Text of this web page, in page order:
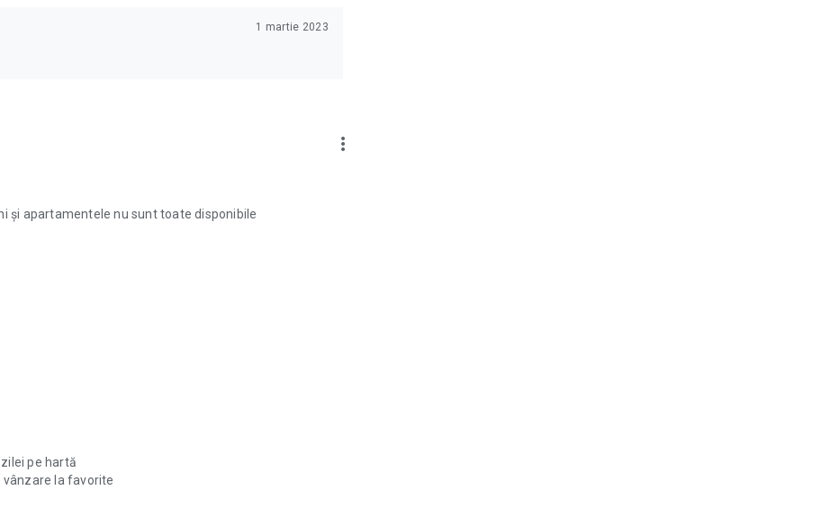
1 martie 2023
more_vert
și apartamentele nu sunt toate disponibile
pe hartă
la favorite